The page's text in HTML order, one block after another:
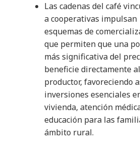
Las cadenas del café
a cooperativas impulsan
esquemas de
que permiten que una
más significativa del
beneficie directamente al
productor, favoreciendo
inversiones esenciales
vivienda, atención
educación para las
ámbito rural.